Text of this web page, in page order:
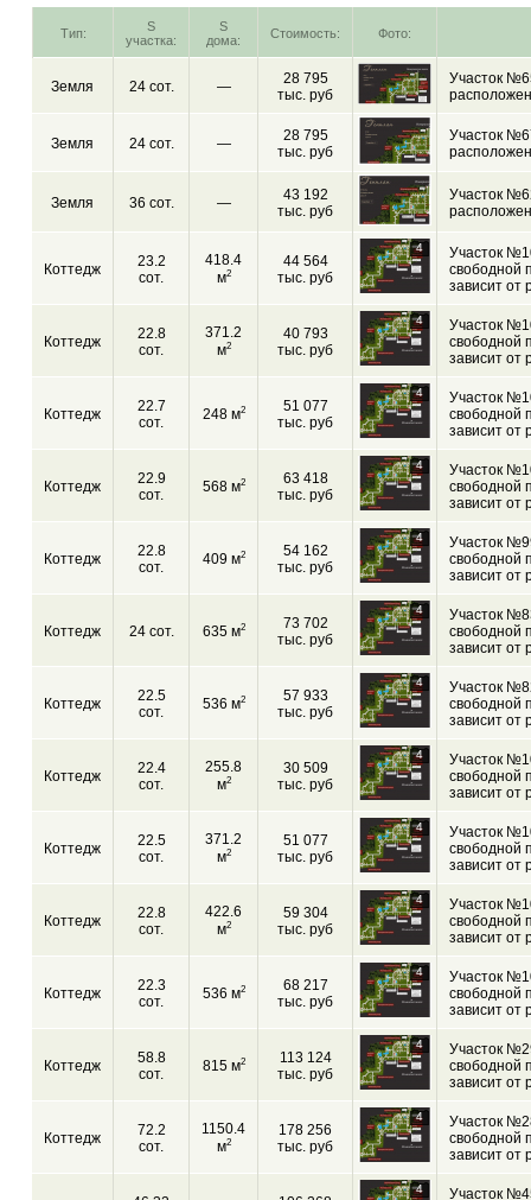
Тип:
S
участка:
S
дома:
Стоимость: Фото:
Земля 24 сот. —
28 795
тыс. руб
Участок
Земля 24 сот. —
28 795
тыс. руб
Участок
Земля 36 сот. —
43 192
тыс. руб
Участок
Коттедж
23.2
сот.
418.4
м2
44 564
тыс. руб
4
Участок
свободной
зависит от
Коттедж
22.8
сот.
371.2
м2
40 793
тыс. руб
4
Участок
свободной
зависит от
Коттедж
22.7
сот.
248 м2
51 077
тыс. руб
4
Участок
свободной
зависит от
Коттедж
22.9
сот.
568 м2
63 418
тыс. руб
4
Участок
свободной
зависит от
Коттедж
22.8
сот.
409 м2
54 162
тыс. руб
4
Участок
свободной
зависит от
Коттедж 24 сот. 635 м2
73 702
тыс. руб
4
Участок
свободной
зависит от
Коттедж
22.5
сот.
536 м2
57 933
тыс. руб
4
Участок
свободной
зависит от
Коттедж
22.4
сот.
255.8
м2
30 509
тыс. руб
4
Участок
свободной
зависит от
Коттедж
22.5
сот.
371.2
м2
51 077
тыс. руб
4
Участок
свободной
зависит от
Коттедж
22.8
сот.
422.6
м2
59 304
тыс. руб
4
Участок
свободной
зависит от
Коттедж
22.3
сот.
536 м2
68 217
тыс. руб
4
Участок
свободной
зависит от
Коттедж
58.8
сот.
815 м2
113 124
тыс. руб
4
Участок
свободной
зависит от
Коттедж
72.2
сот.
1150.4
м2
178 256
тыс. руб
4
Участок
свободной
зависит от
4 Участок